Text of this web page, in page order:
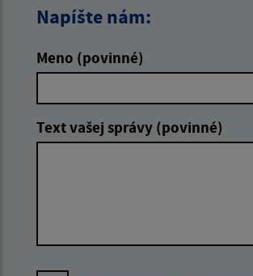
Napíšte nám:
Meno (povinné)
Text vašej správy (povinné)